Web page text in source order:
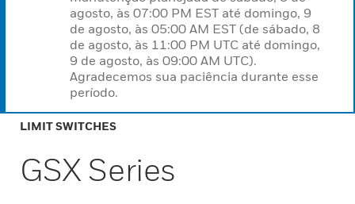
agosto, às 07:00 PM EST até domingo, 9
de agosto, às 05:00 AM EST (de sábado, 8
de agosto, às 11:00 PM UTC até domingo,
9 de agosto, às 09:00 AM UTC).
Agradecemos sua paciência durante esse
período.
LIMIT SWITCHES
GSX Series